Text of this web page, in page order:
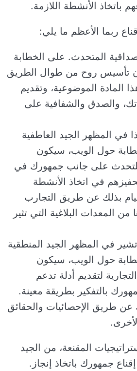
باتخاذ الأنشطة اللازمة.
ربما الأعظم ما يلي:
المتحدث. على الخطابة
تأسيس روح من طوال الطريق
المادة الموضوعية، وتقديم
والصدق والشفافية على
في المظهر الجيد العاطفية
حول الويب، سيكون
على جانب جمهورك في
في اتخاذ الأنشطة
بذلك عن طريق التجارب
من المعدات البلاغية التي تثير
تشير في المظهر الجيد المنطقية
حول الويب، سيكون
لتقديم أدلة تدعم
بالتفكير بطريقة معينة.
طريق الإحصائيات والحقائق
المقنعة، من الجيد
جمهورك باتخاذ إنجاز.